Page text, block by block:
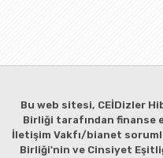
Bu web sitesi, CEİDizler
Birliği tarafından finanse
İletişim Vakfı/bianet
Birliği'nin ve Cinsiyet